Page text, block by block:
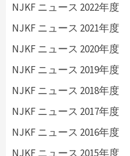
NJKF ニュース 2022年度
NJKF ニュース 2021年度
NJKF ニュース 2020年度
NJKF ニュース 2019年度
NJKF ニュース 2018年度
NJKF ニュース 2017年度
NJKF ニュース 2016年度
NJKF ニュース 2015年度